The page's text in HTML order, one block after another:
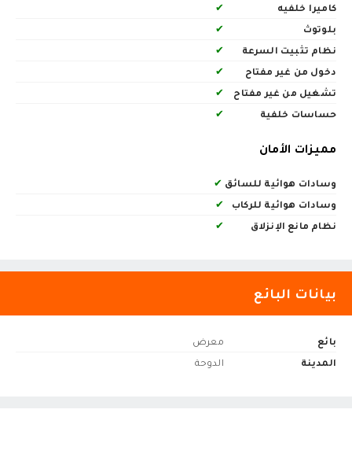
كاميرا خلفيه
✔
بلوتوث
✔
نظام تثبيت السرعة
✔
دخول من غير مفتاح
✔
تشغيل من غير مفتاح
✔
حساسات خلفية
✔
مميزات الأمان
وسادات هوائية للسائق ✔
وسادات هوائية للركاب
✔
نظام مانع الإنزلاق
✔
بيانات البائع
بائع
معرض
المدينة
الدوحة